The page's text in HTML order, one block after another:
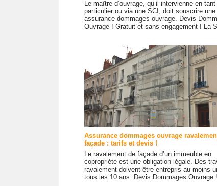
Le maître d’ouvrage, qu’il intervienne en tant
particulier ou via une SCI, doit souscrire une
assurance dommages ouvrage. Devis
Ouvrage ! Gratuit et sans engagement ! La
Assurance dommages ouvrage
façade : tarifs et devis !
Le ravalement de façade d’un immeuble en
copropriété est une obligation légale. Des
ravalement doivent être entrepris au moins
tous les 10 ans. Devis Dommages Ouvrage